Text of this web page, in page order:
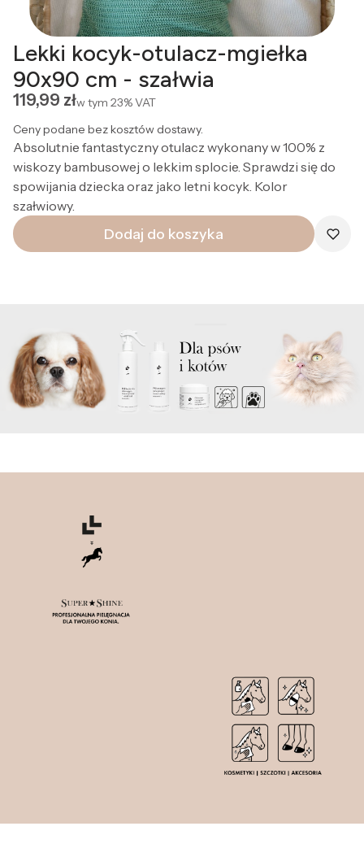
Lekki kocyk-otulacz-mgiełka
90x90 cm - szałwia
Cena
119,99 złw tym 23%VAT
Ceny podane bez kosztów dostawy.
Absolutnie fantastyczny otulacz wykonany w 100% z
wiskozy bambusowej o lekkim splocie. Sprawdzi się do
spowijania dziecka oraz jako letni kocyk. Kolor
szałwiowy.
Dodaj do koszyka